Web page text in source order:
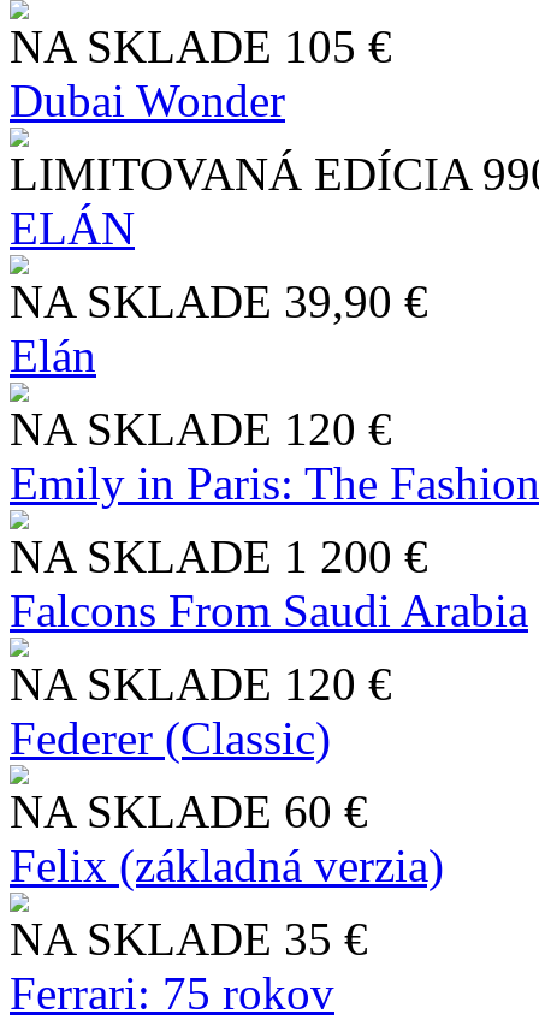
NA SKLADE 105 €
Dubai Wonder
LIMITOVANÁ EDÍCIA
ELÁN
NA SKLADE 39,90 €
Elán
NA SKLADE 120 €
Emily in Paris: The
NA SKLADE 1 200 €
Falcons From Saudi Arabia
NA SKLADE 120 €
Federer (Classic)
NA SKLADE 60 €
Felix (základná verzia)
NA SKLADE 35 €
Ferrari: 75 rokov